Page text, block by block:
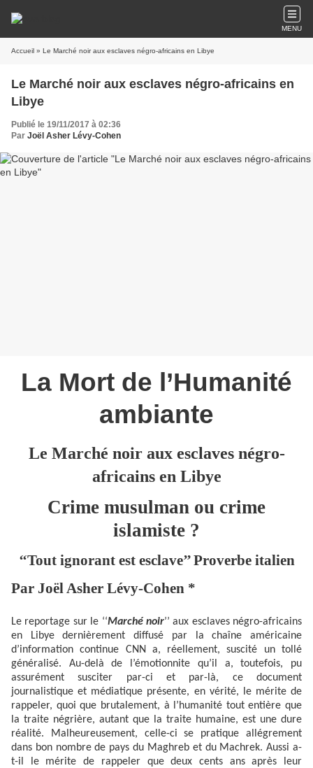
MENU
Accueil » Le Marché noir aux esclaves négro-africains en Libye
Le Marché noir aux esclaves négro-africains en
Libye
Publié le 19/11/2017 à 02:36
Par Joël Asher Lévy-Cohen
La Mort de l’Humanité
ambiante
Le Marché noir aux esclaves négro-
africains en Libye
Crime musulman ou crime
islamiste ?
‘‘Tout ignorant est esclave’’ Proverbe italien
Par Joël Asher Lévy-Cohen *
Le reportage sur le ‘‘Marché noir’’ aux esclaves négro-africains
en Libye dernièrement diffusé par la chaîne américaine
d’information continue CNN a, réellement, suscité un tollé
généralisé. Au-delà de l’émotionnite qu’il a, toutefois, pu
assurément susciter par-ci et par-là, ce document
journalistique et médiatique présente, en vérité, le mérite de
rappeler, quoi que brutalement, à l’humanité tout entière que
la traite négrière, autant que la traite humaine, est une dure
réalité. Malheureusement, celle-ci se pratique allégrement
dans bon nombre de pays du Maghreb et du Machrek. Aussi a-
t-il le mérite de rappeler que deux cents ans après leur